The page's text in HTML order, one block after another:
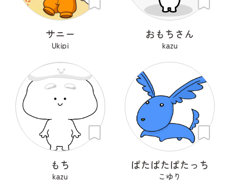
サニー
Ukipi
おもちさん
kazu
もち
kazu
ぱたぱたぱたっち
こゆり